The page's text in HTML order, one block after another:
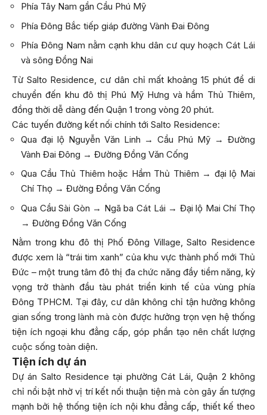
Phía Tây Nam gần Cầu Phú Mỹ
Phía Đông Bắc tiếp giáp đường Vành Đai Đông
Phía Đông Nam nằm cạnh khu dân cư quy hoạch Cát Lái
và sông Đồng Nai
Từ Salto Residence, cư dân chỉ mất khoảng 15 phút để di
chuyển đến khu đô thị Phú Mỹ Hưng và hầm Thủ Thiêm,
đồng thời dễ dàng đến Quận 1 trong vòng 20 phút.
Các tuyến đường kết nối chính tới Salto Residence:
Qua đại lộ Nguyễn Văn Linh → Cầu Phú Mỹ → Đường
Vành Đai Đông → Đường Đồng Văn Cống
Qua Cầu Thủ Thiêm hoặc Hầm Thủ Thiêm → đại lộ Mai
Chí Thọ → Đường Đồng Văn Cống
Qua Cầu Sài Gòn → Ngã ba Cát Lái → Đại lộ Mai Chí Thọ
→ Đường Đồng Văn Cống
Nằm trong khu đô thị Phố Đông Village, Salto Residence
được xem là “trái tim xanh” của khu vực thành phố mới Thủ
Đức – một trung tâm đô thị đa chức năng đầy tiềm năng, kỳ
vọng trở thành đầu tàu phát triển kinh tế của vùng phía
Đông TPHCM. Tại đây, cư dân không chỉ tận hưởng không
gian sống trong lành mà còn được hưởng trọn vẹn hệ thống
tiện ích ngoại khu đẳng cấp, góp phần tạo nên chất lượng
cuộc sống toàn diện.
Tiện ích dự án
Dự án Salto Residence tại phường Cát Lái, Quận 2 không
chỉ nổi bật nhờ vị trí kết nối thuận tiện mà còn gây ấn tượng
mạnh bởi hệ thống tiện ích nội khu đẳng cấp, thiết kế theo